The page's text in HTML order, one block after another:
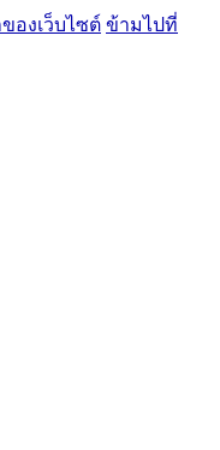
องเว็บไซต์ ข้ามไปที่